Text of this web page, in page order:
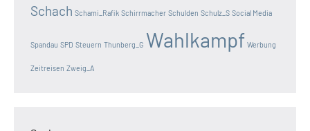
Schach Schami_Rafik Schirrmacher Schulden Schulz_S Social Media
Spandau SPD Steuern Thunberg_G Wahlkampf Werbung
Zeitreisen Zweig_A